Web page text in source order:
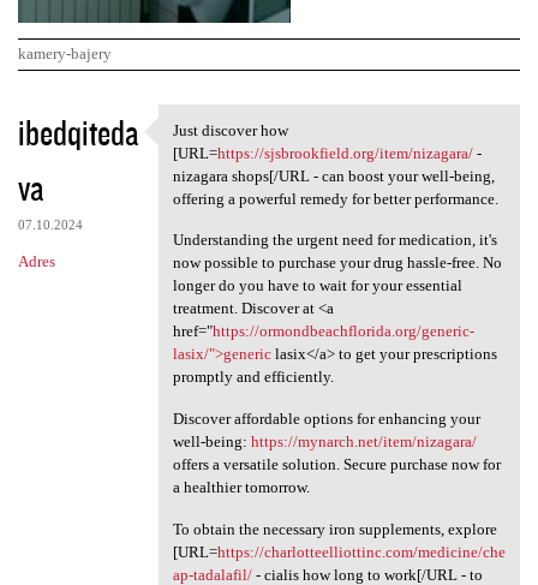
kamery-bajery
K
o
m
e
n
ibedqiteda
va
07.10.2024
Adres
Just discover how [URL=https:
Just discover how
[URL=https://sjsbrookfield.org/item/nizagara/-
nizagara shops[/URL - can boost your well-being,
offering a powerful remedy for better performance.
Understanding the urgent need for medication, it's
now possible to purchase your drug hassle-free. No
longer do you have to wait for your essential
treatment. Discover at <a
href="https://ormondbeachflorida.org/generic-
lasix/">genericlasix</a> to get your prescriptions
promptly and efficiently.
Discover affordable options for enhancing your
well-being: https://mynarch.net/item/nizagara/
offers a versatile solution. Secure purchase now for
a healthier tomorrow.
To obtain the necessary iron supplements, explore
[URL=https://charlotteelliottinc.com/medicine/che
ap-tadalafil/- cialis how long to work[/URL - to